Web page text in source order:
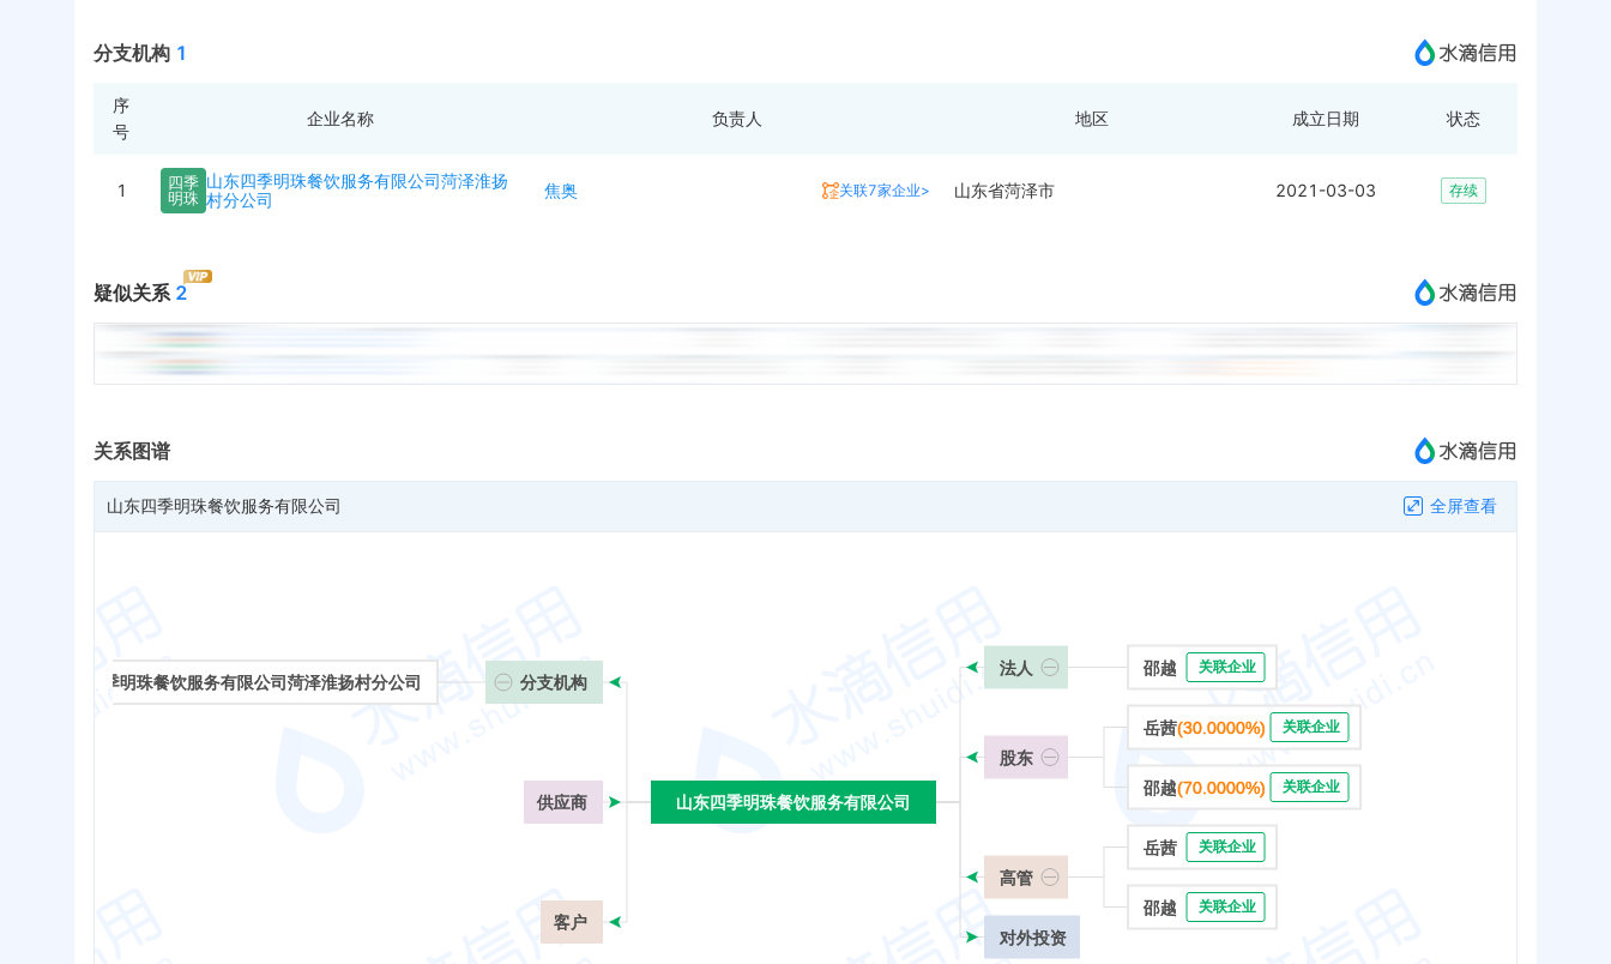
分支机构 1
序
号
企业名称 负责人 地区 成立日期 状态
1 四季
明珠
山东四季明珠餐饮服务有限公司菏泽淮扬
村分公司
焦奥 关联7家企业> 山东省菏泽市 2021-03-03 存续
疑似关系 2
关系图谱
山东四季明珠餐饮服务有限公司 全屏查看
山东四季明珠餐饮服务有限公司
分支机构
供应商
客户
山东四季明珠餐饮服务有限公司菏泽淮扬村分公司
山东四季明珠餐饮服务有限公司
法人
股东
高管
对外投资
邵越 关联企业
岳茜(30.0000%) 关联企业
邵越(70.0000%) 关联企业
岳茜 关联企业
邵越 关联企业